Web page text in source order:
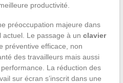
productivité.
préoccupation majeure dans
actuel. Le passage à un clavier
préventive efficace, non
des travailleurs mais aussi
La réduction des
sur écran s’inscrit dans une